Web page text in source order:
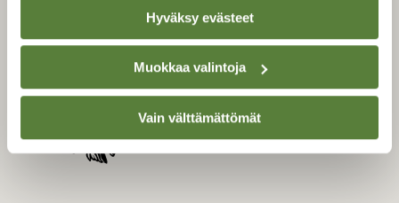
Hyväksy evästeet
Muokkaa valintoja
Vain välttämättömät
SUOMEN LUONNON­
Suomen Luonto -lehden
kustantaja onSuomen
luonnonsuojelu­liitto.